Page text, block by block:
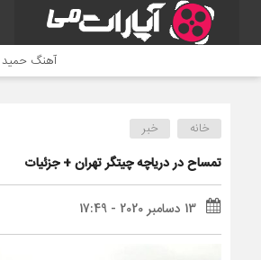
آهنگ حمید
خانه خبر
تمساح در دریاچه چیتگر تهران + جزئیات
13 دسامبر 2020 - 17:49